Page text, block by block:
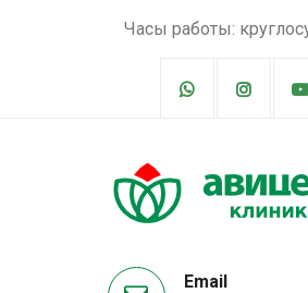
Часы работы:
Email